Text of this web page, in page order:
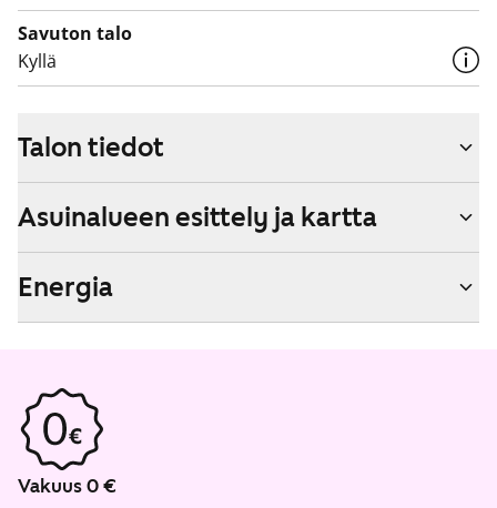
Savuton talo
Kyllä
Talon tiedot
Asuinalueen esittely ja kartta
Energia
Vakuus 0 €